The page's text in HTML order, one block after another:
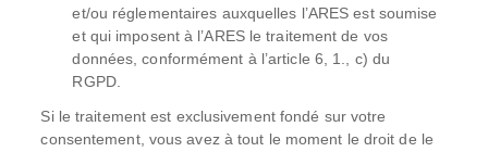
et/ou réglementaires auxquelles l’ARES est soumise
et qui imposent à l’ARES le traitement de vos
données, conformément à l’article 6, 1., c) du
RGPD.
Si le traitement est exclusivement fondé sur votre
consentement, vous avez à tout le moment le droit de le